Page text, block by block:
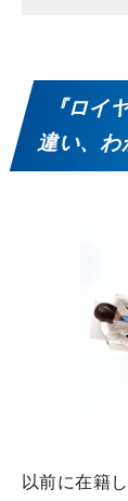
『ロイ
違い、わ
以前に在籍